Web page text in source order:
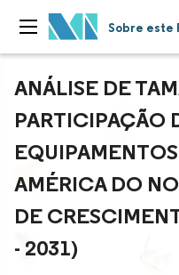
Sobre este
ANÁLISE DE
PARTICIPAÇÃO
AMÉRICA DO
DE
- 2031)